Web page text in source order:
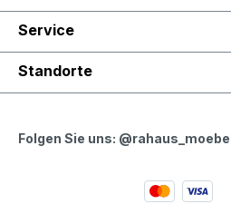
Service
Standorte
Folgen Sie uns: